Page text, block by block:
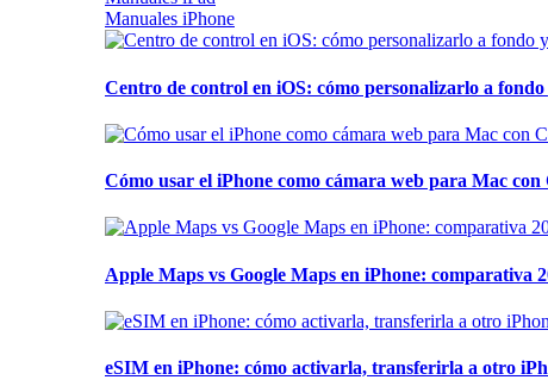
Manuales iPhone
Centro de control en iOS: cómo personalizarlo a
Cómo usar el iPhone como cámara web para Mac
Apple Maps vs Google Maps en iPhone: comparativa
eSIM en iPhone: cómo activarla, transferirla a otro